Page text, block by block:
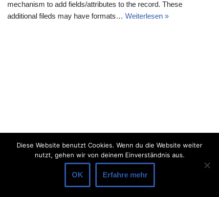
mechanism to add fields/attributes to the record. These
additional fileds may have formats… Weiterlesen »
| Präsentiert vonWordPress
Diese Website benutzt Cookies. Wenn du die Website weiter
nutzt, gehen wir von deinem Einverständnis aus.
OK Erfahre mehr